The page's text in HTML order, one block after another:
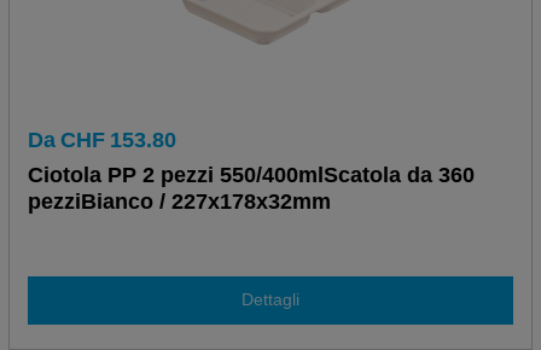
Da CHF 153.80
Ciotola PP 2 pezzi 550/400mlScatola da 360
pezziBianco / 227x178x32mm
Dettagli